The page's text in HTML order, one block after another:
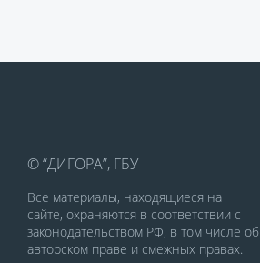
© “ДИГОРА”, ГБУ
Все материалы, находящиеся на
сайте, охраняются в соответствии с
законодательством РФ, в том числе об
авторском праве и смежных правах.